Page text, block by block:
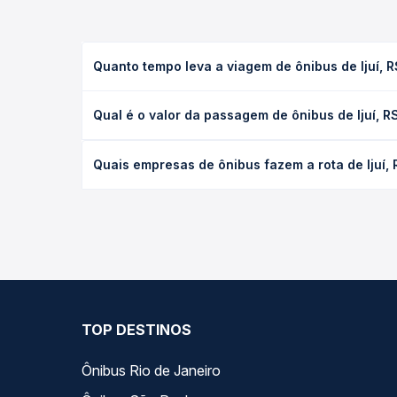
Quanto tempo leva a viagem de ônibus de Ijuí,
leito) e as condições de tráfego. Na Quero
Qual é o valor da passagem de ônibus de Ijuí,
poltrona e a antecedência da compra. Na Quero
Quais empresas de ônibus fazem a rota de Ijuí,
TOP DESTINOS
Ônibus Rio de Janeiro